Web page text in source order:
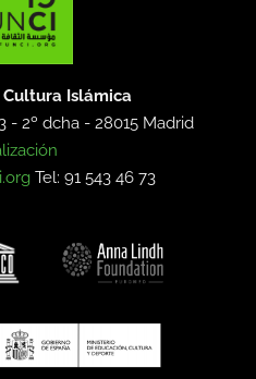
Islámica
- 2º dcha -28015 Madrid
Tel: 91 543 46 73